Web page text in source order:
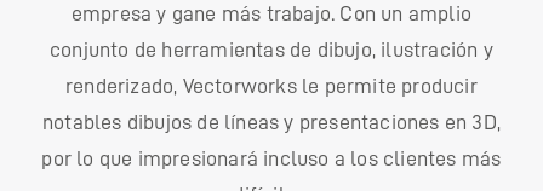
empresa y gane más trabajo. Con un amplio
conjunto de herramientas de dibujo, ilustración y
renderizado, Vectorworks le permite producir
notables dibujos de líneas y presentaciones en 3D,
por lo que impresionará incluso a los clientes más